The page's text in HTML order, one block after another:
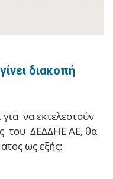
διακοπή
να εκτελεστούν
του ΔΕΔΔΗΕ ΑΕ, θα
ως εξής: